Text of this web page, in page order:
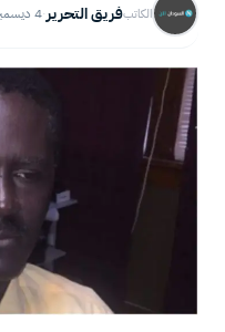
الكاتبفريق التحرير·4 ديسمبر 2016 · 10:29